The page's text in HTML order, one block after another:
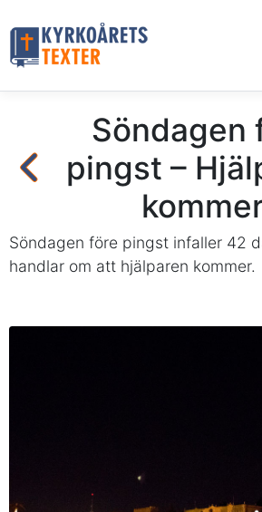
Söndagen
pingst –
Söndagen före pingst infaller 42
handlar om att hjälparen kommer.